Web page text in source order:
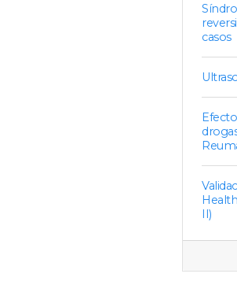
casos
II)